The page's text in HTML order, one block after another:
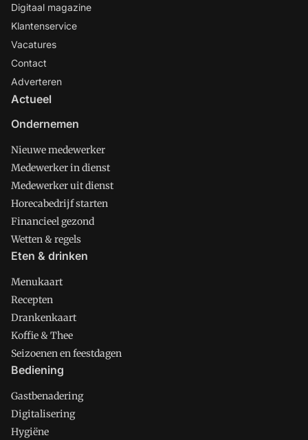
Digitaal magazine
Klantenservice
Vacatures
Contact
Adverteren
Actueel
Ondernemen
Nieuwe medewerker
Medewerker in dienst
Medewerker uit dienst
Horecabedrijf starten
Financieel gezond
Wetten & regels
Eten & drinken
Menukaart
Recepten
Drankenkaart
Koffie & Thee
Seizoenen en feestdagen
Bediening
Gastbenadering
Digitalisering
Hygiëne